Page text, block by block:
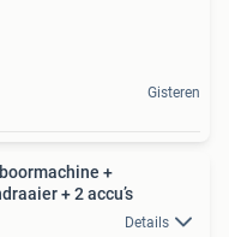
Gisteren
+
+ 2 accu’s
Details